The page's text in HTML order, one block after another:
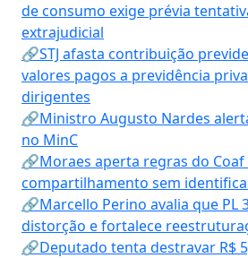
de consumo exige prévia
extrajudicial
🔗STJ afasta contribuição
valores pagos a previdência
dirigentes
🔗Ministro Augusto Nardes
no MinC
🔗Moraes aperta regras do Coaf
compartilhamento sem
🔗Marcello Perino avalia que PL
distorção e fortalece
🔗Deputado tenta destravar R$